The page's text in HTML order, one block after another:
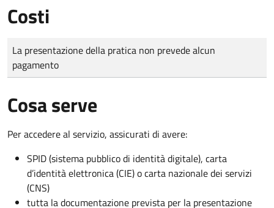
Costi
Tipo di pagamento
Importo
La presentazione della pratica non prevede alcun
pagamento
Cosa serve
Per accedere al servizio, assicurati di avere:
SPID (sistema pubblico di identità digitale), carta
d’identità elettronica (CIE) o carta nazionale dei servizi
(CNS)
tutta la documentazione prevista per la presentazione